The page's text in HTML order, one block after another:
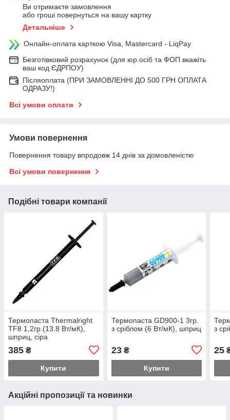
Ви отримаєте замовлення
або гроші повернуться на вашу картку
Детальніше
Онлайн-оплата карткою Visa, Mastercard - LiqPay
Безготівковий розрахунок (для юр.осіб та ФОП вкажіть
ваш код ЄДРПОУ)
Післяоплата (ПРИ ЗАМОВЛЕННІ ДО 500 ГРН ОПЛАТА
ОДРАЗУ!)
Всі умови оплати
Умови повернення
Повернення товару впродовж 14 днів за домовленістю
Всі умови повернення
Подібні товари компанії
Термопаста Thermalright
TF8 1,2гр.(13.8 Вт/мК),
шприц, сіра
385 ₴
Купити
Термопаста GD900-1 3гр.
з сріблом (6 Вт/мК), шприц
23₴
Купити
з
25
Акційні пропозиції та новинки